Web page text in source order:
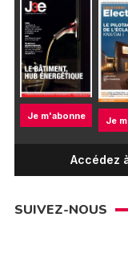
Je m'abonne Je
Accédez
SUIVEZ-NOUS